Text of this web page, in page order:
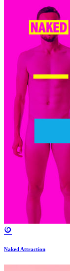
Naked Attraction